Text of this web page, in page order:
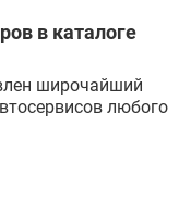
в каталоге
широчайший
любого